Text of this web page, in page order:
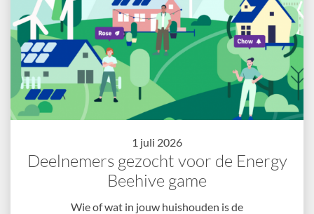
1 juli 2026
Deelnemers gezocht voor de Energy
Beehive game
Wie of wat in jouw huishouden is de